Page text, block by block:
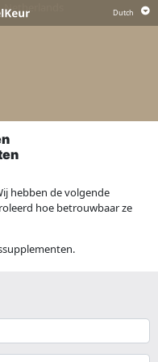
hebben de volgende
hoe betrouwbaar ze